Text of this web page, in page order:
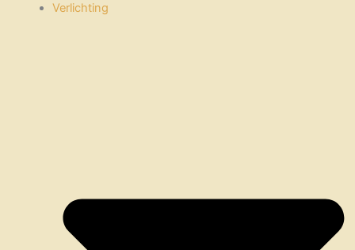
Verlichting